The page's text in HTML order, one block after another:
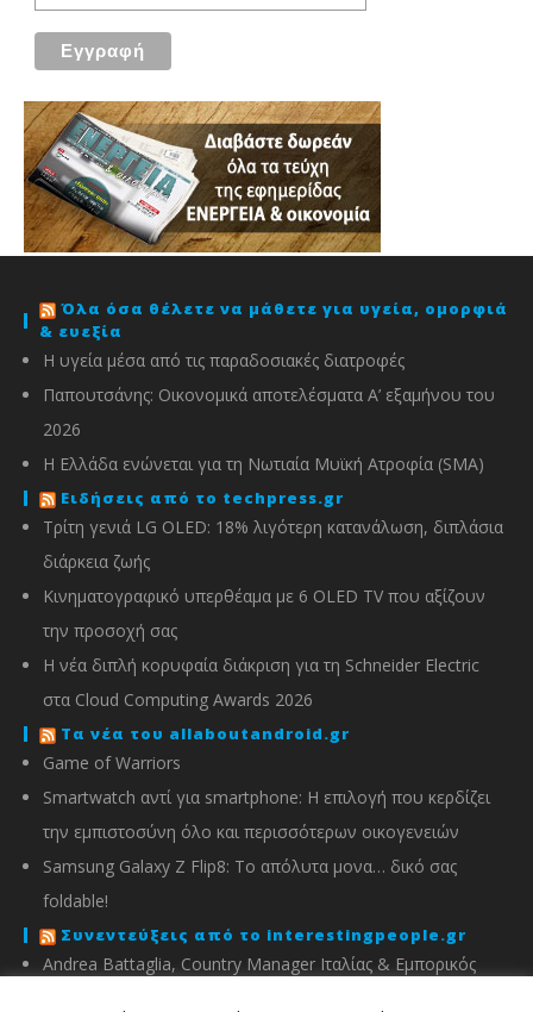
Όλα όσα θέλετε να μάθετε για υγεία, ομορφιά
& ευεξία
Η υγεία μέσα από τις παραδοσιακές διατροφές
Παπουτσάνης: Οικονομικά αποτελέσματα Α’ εξαμήνου του
2026
Η Ελλάδα ενώνεται για τη Νωτιαία Μυϊκή Ατροφία (SMA)
Ειδήσεις από το techpress.gr
Τρίτη γενιά LG OLED: 18% λιγότερη κατανάλωση, διπλάσια
διάρκεια ζωής
Κινηματογραφικό υπερθέαμα με 6 OLED TV που αξίζουν
την προσοχή σας
Η νέα διπλή κορυφαία διάκριση για τη Schneider Electric
στα Cloud Computing Awards 2026
Τα νέα του allaboutandroid.gr
Game of Warriors
Smartwatch αντί για smartphone: Η επιλογή που κερδίζει
την εμπιστοσύνη όλο και περισσότερων οικογενειών
Samsung Galaxy Z Flip8: Το απόλυτα μονα… δικό σας
foldable!
Συνεντεύξεις από το interestingpeople.gr
Andrea Battaglia, Country Manager Ιταλίας & Εμπορικός